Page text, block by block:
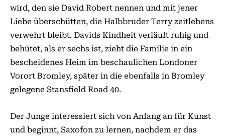
wird, den sie David Robert nennen und mit jener
Liebe überschütten, die Halbbruder Terry zeitlebens
verwehrt bleibt. Davids Kindheit verläuft ruhig und
behütet, als er sechs ist, zieht die Familie in ein
bescheidenes Heim im beschaulichen Londoner
Vorort Bromley, später in die ebenfalls in Bromley
gelegene Stansfield Road 40.
Der Junge interessiert sich von Anfang an für Kunst
und beginnt, Saxofon zu lernen, nachdem er das